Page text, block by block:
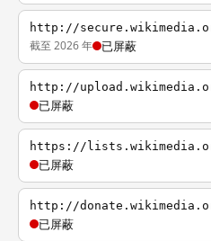
http://
截至 2026 年 已屏蔽
http://
已屏蔽
https://
已屏蔽
http://
已屏蔽